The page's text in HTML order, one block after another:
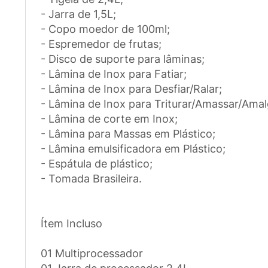
- Jarra de 1,5L;
- Copo moedor de 100ml;
- Espremedor de frutas;
- Disco de suporte para lâminas;
- Lâmina de Inox para Fatiar;
- Lâmina de Inox para Desfiar/Ralar;
- Lâmina de Inox para Triturar/Amassar/
- Lâmina de corte em Inox;
- Lâmina para Massas em Plástico;
- Lâmina emulsificadora em Plástico;
- Espátula de plástico;
- Tomada Brasileira.
Ítem Incluso
01 Multiprocessador